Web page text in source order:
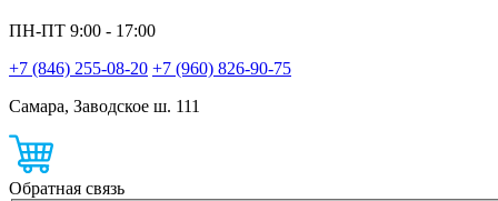
ПН-ПТ 9:00 - 17:00
+7 (846) 255-08-20 +7 (960) 826-90-75
Самара, Заводское ш. 111
Обратная связь